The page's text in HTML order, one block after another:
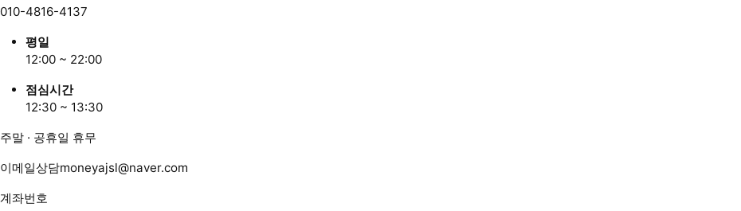
010-4816-4137
평일
12:00 ~ 22:00
점심시간
12:30 ~ 13:30
주말 · 공휴일 휴무
이메일상담moneyajsl@naver.com
계좌번호